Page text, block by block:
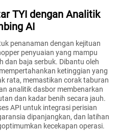
TYI dengan Analitik
AI
penanaman dengan kejituan
penyuaian yang mampu
dan baja serbuk. Dibantu oleh
ketinggian yang
rata, memastikan corak taburan
analitik dasbor membenarkan
dan kadar benih secara jauh.
API untuk integrasi perisian
dipanjangkan, dan latihan
kecekapan operasi.